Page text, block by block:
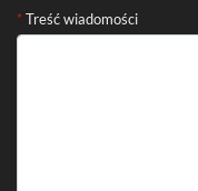
*Treść wiadomości